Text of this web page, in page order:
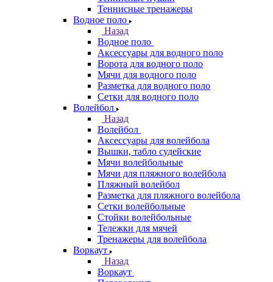
Теннисные тренажеры
Водное поло
Назад
Водное поло
Аксессуары для водного поло
Ворота для водного поло
Мячи для водного поло
Разметка для водного поло
Сетки для водного поло
Волейбол
Назад
Волейбол
Аксессуары для волейбола
Вышки, табло судейские
Мячи волейбольные
Мячи для пляжного волейбола
Пляжный волейбол
Разметка для пляжного волейбола
Сетки волейбольные
Стойки волейбольные
Тележки для мячей
Тренажеры для волейбола
Воркаут
Назад
Воркаут